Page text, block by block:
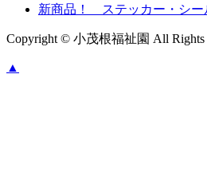
新商品！ ステッカー・シー
Copyright © 小茂根福祉園 All Rights
▲